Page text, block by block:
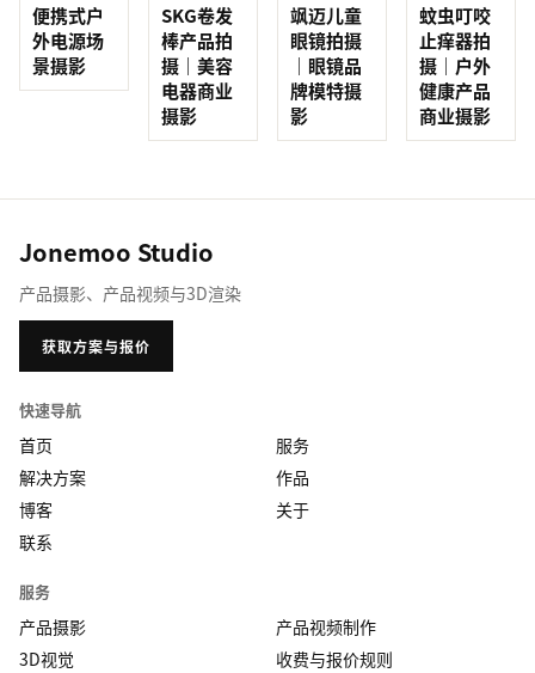
便携式户
外电源场
景摄影
SKG卷发
棒产品拍
摄｜美容
电器商业
摄影
飒迈儿童
眼镜拍摄
｜眼镜品
牌模特摄
影
蚊虫叮咬
止痒器拍
摄｜户外
健康产品
商业摄影
Jonemoo Studio
产品摄影、产品视频与3D渲染
获取方案与报价
快速导航
首页
服务
解决方案
作品
博客
关于
联系
服务
产品摄影
产品视频制作
3D视觉
收费与报价规则